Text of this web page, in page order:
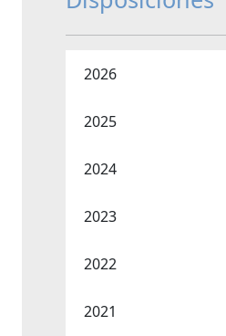
2026
2025
2024
2023
2022
2021